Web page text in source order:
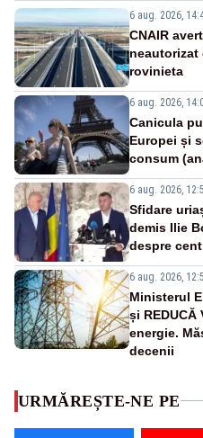
6 aug. 2026,
CNAIR
neautorizat
rovinieta
6 aug. 2026,
Canicula
Europei și
consum
6 aug. 2026,
Sfidare
demis Ilie
despre
6 aug. 2026,
Ministerul
și REDUCĂ
energie.
decenii
URMĂREȘTE-NE PE